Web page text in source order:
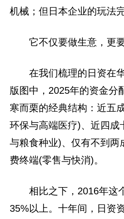
机械；但日本企业的玩法
它不仅要做生意，更
在我们梳理的日资在
版图中，2025年的资金分
寒而栗的经典结构：近五
环保与高端医疗)、近四成
与粮食种业)、仅有不到两
费终端(零售与快消)。
相比之下，2016年这
35%以上。十年间，日资